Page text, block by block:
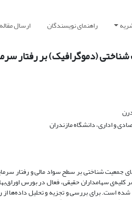
راهنمای نویسندگان ارسال مقاله
(دموگرافیک) بر رفتار
و اداری، دانشگاه مازندران
جمعیت شناختی بر سطح سواد مالی و رفتار
است. برای بررسی و تجزیه و تحلیل داده‌ها